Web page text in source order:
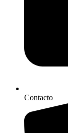
Contacto